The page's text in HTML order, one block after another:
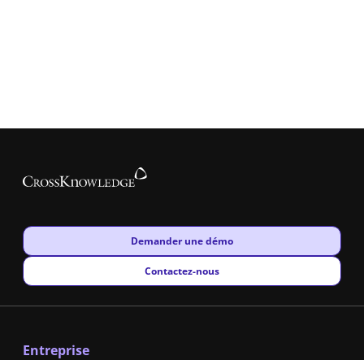
New window
Demander une démo
New window
Contactez-nous
Entreprise